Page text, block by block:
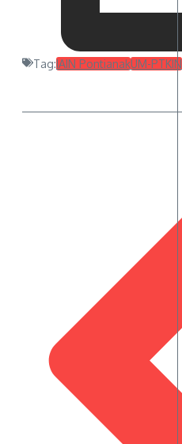
Tag:IAIN PontianakUM-PTKIN